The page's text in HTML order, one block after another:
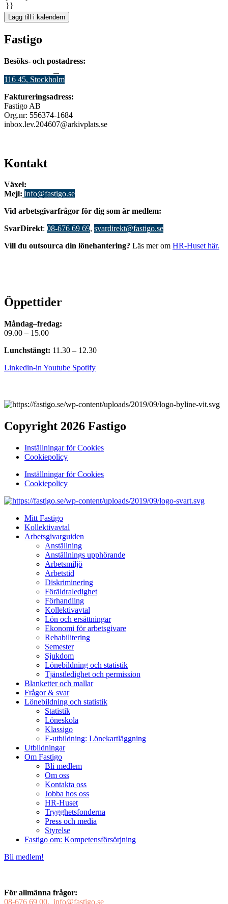
}}
Lägg till i kalendern
Fastigo
Besöks- och postadress:
116 45, Stockholm
Faktureringsadress:
Fastigo AB
Org.nr: 556374-1684
inbox.lev.204607@arkivplats.se
Kontakt
Växel:
Mejl: info@fastigo.se
Vid arbetsgivarfrågor för dig som är medlem:
SvarDirekt: 08-676 69 69, svardirekt@fastigo.se
Vill du outsourca din lönehantering? Läs mer om HR-Huset här.
Öppettider
Måndag–fredag:
09.00 – 15.00
Lunchstängt: 11.30 – 12.30
Linkedin-in Youtube Spotify
Copyright 2026 Fastigo
Inställningar för Cookies
Cookiepolicy
Inställningar för Cookies
Cookiepolicy
Mitt Fastigo
Kollektivavtal
Arbetsgivarguiden
Anställning
Anställnings upphörande
Arbetsmiljö
Arbetstid
Diskriminering
Föräldraledighet
Förhandling
Kollektivavtal
Lön och ersättningar
Ekonomi för arbetsgivare
Rehabilitering
Semester
Sjukdom
Lönebildning och statistik
Tjänstledighet och permission
Blanketter och mallar
Frågor & svar
Lönebildning och statistik
Statistik
Löneskola
Klassigo
E-utbildning: Lönekartläggning
Utbildningar
Om Fastigo
Bli medlem
Om oss
Kontakta oss
Jobba hos oss
HR-Huset
Trygghetsfonderna
Press och media
Styrelse
Fastigo om: Kompetensförsörjning
Bli medlem!
För allmänna frågor:
08-676 69 00, info@fastigo.se